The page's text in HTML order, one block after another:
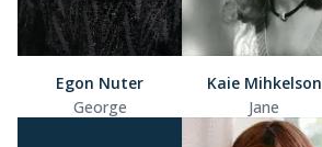
Egon Nuter
George
Kaie Mihkelson
Jane